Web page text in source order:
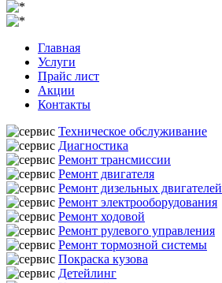
Главная
Услуги
Прайс лист
Акции
Контакты
Техническое обслуживание
Диагностика
Ремонт трансмиссии
Ремонт двигателя
Ремонт дизельных двигателей
Ремонт электрооборудования
Ремонт ходовой
Ремонт рулевого управления
Ремонт тормозной системы
Покраска кузова
Детейлинг